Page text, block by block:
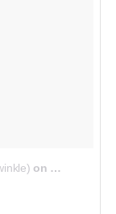
on Jul 19, 2018